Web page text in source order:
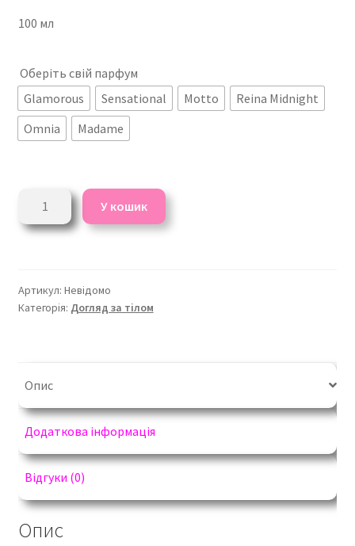
100 мл
Оберіть свій парфум
Glamorous
Sensational Motto
Reina Midnight
Omnia
Madame
Парфумований
для
кількість
У кошик
Артикул: Невідомо
Категорія: Догляд за тілом
Опис
Додаткова інформація
Відгуки (0)
Опис